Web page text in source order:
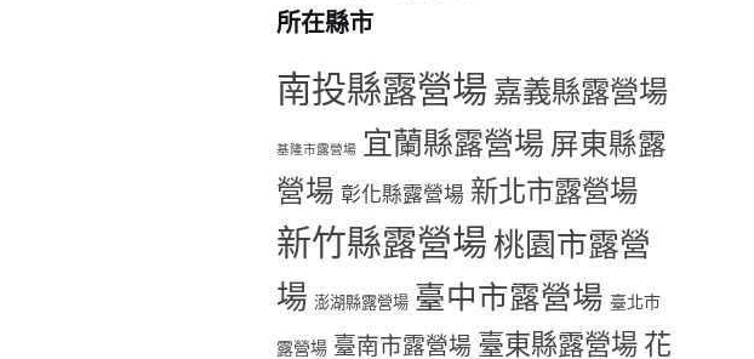
所在縣市
南投縣露營場 嘉義縣露營場
基隆市露營場 宜蘭縣露營場 屏東縣露
營場 彰化縣露營場 新北市露營場
新竹縣露營場 桃園市露營
場 澎湖縣露營場 臺中市露營場 臺北市
露營場 臺南市露營場 臺東縣露營場 花